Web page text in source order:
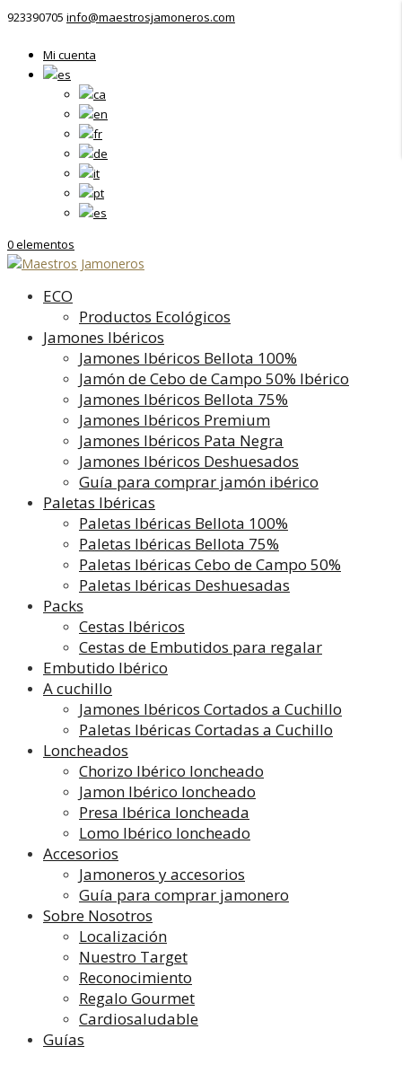
923390705 info@maestrosjamoneros.com
Mi cuenta
0 elementos
ECO
Productos Ecológicos
Jamones Ibéricos
Jamones Ibéricos Bellota 100%
Jamón de Cebo de Campo 50% Ibérico
Jamones Ibéricos Bellota 75%
Jamones Ibéricos Premium
Jamones Ibéricos Pata Negra
Jamones Ibéricos Deshuesados
Guía para comprar jamón ibérico
Paletas Ibéricas
Paletas Ibéricas Bellota 100%
Paletas Ibéricas Bellota 75%
Paletas Ibéricas Cebo de Campo 50%
Paletas Ibéricas Deshuesadas
Packs
Cestas Ibéricos
Cestas de Embutidos para regalar
Embutido Ibérico
A cuchillo
Jamones Ibéricos Cortados a Cuchillo
Paletas Ibéricas Cortadas a Cuchillo
Loncheados
Chorizo Ibérico loncheado
Jamon Ibérico loncheado
Presa Ibérica loncheada
Lomo Ibérico loncheado
Accesorios
Jamoneros y accesorios
Guía para comprar jamonero
Sobre Nosotros
Localización
Nuestro Target
Reconocimiento
Regalo Gourmet
Cardiosaludable
Guías